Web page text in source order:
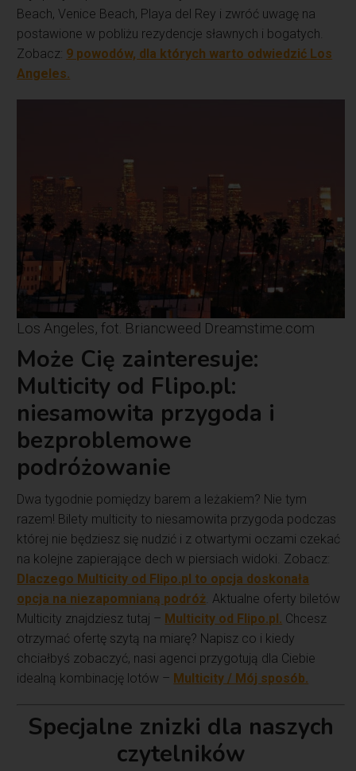
Beach, Venice Beach, Playa del Rey i zwróć uwagę na
postawione w pobliżu rezydencje sławnych i bogatych.
Zobacz: 9 powodów, dla których warto odwiedzić Los
Angeles.
Los Angeles, fot. Briancweed Dreamstime.com
Może Cię zainteresuje:
Multicity od Flipo.pl:
niesamowita przygoda i
bezproblemowe
podróżowanie
Dwa tygodnie pomiędzy barem a leżakiem? Nie tym
razem! Bilety multicity to niesamowita przygoda podczas
której nie będziesz się nudzić i z otwartymi oczami czekać
na kolejne zapierające dech w piersiach widoki. Zobacz:
Dlaczego Multicity od Flipo.pl to opcja doskonała
opcja na niezapomnianą podróż. Aktualne oferty biletów
Multicity znajdziesz tutaj – Multicity od Flipo.pl. Chcesz
otrzymać ofertę szytą na miarę? Napisz co i kiedy
chciałbyś zobaczyć, nasi agenci przygotują dla Ciebie
idealną kombinację lotów – Multicity / Mój sposób.
Specjalne znizki dla naszych
czytelników